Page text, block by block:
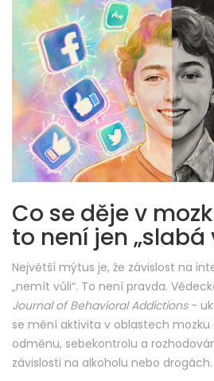
Co se děje v
to není jen „slabá
Největší mýtus je, že závislost na
„nemít vůli“. To není pravda.
Journal of Behavioral Addictions-
se mění aktivita v oblastech
odměnu, sebekontrolu a
závislosti na alkoholu nebo drogách.